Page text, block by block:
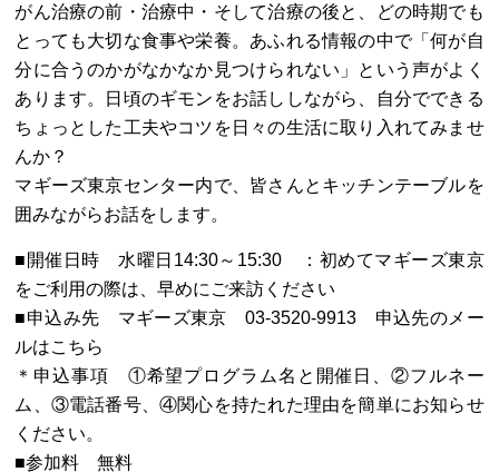
がん治療の前・治療中・そして治療の後と、どの時期でも
とっても大切な食事や栄養。あふれる情報の中で「何が自
分に合うのかがなかなか見つけられない」という声がよく
あります。日頃のギモンをお話ししながら、自分でできる
ちょっとした工夫やコツを日々の生活に取り入れてみませ
んか？
マギーズ東京センター内で、皆さんとキッチンテーブルを
囲みながらお話をします。
■開催日時 水曜日14:30～15:30 ：初めてマギーズ東京
をご利用の際は、早めにご来訪ください
■申込み先 マギーズ東京 03-3520-9913 申込先のメー
ルはこちら
＊申込事項 ①希望プログラム名と開催日、②フルネー
ム、③電話番号、④関心を持たれた理由を簡単にお知らせ
ください。
■参加料 無料